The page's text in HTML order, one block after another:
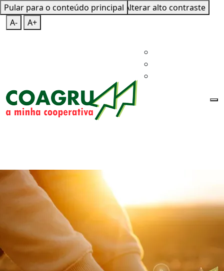
Pular para o conteúdo principal
Mapa do SiteTeclas de Atalho
Alterar alto contraste
A-
A+